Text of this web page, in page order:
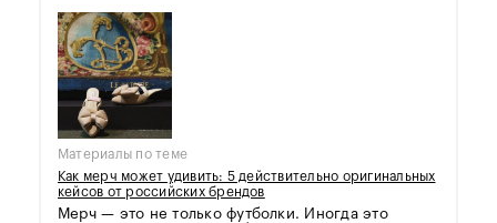
Материалы по теме
Как мерч может удивить: 5 действительно оригинальных
кейсов от российских брендов
Мерч — это не только футболки. Иногда это